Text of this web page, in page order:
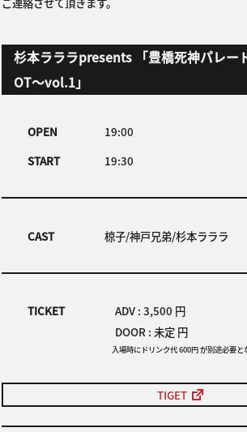
杉本ラララpresents 「豊橋死神パレー
OT〜vol.1」
OPEN
19:00
START
19:30
CAST 椋子/神戸兄弟/杉本ラララ
TICKET
ADV : 3,500 円
DOOR : 未定 円
入場時にドリンク代 600円 が別途必要と
TIGET